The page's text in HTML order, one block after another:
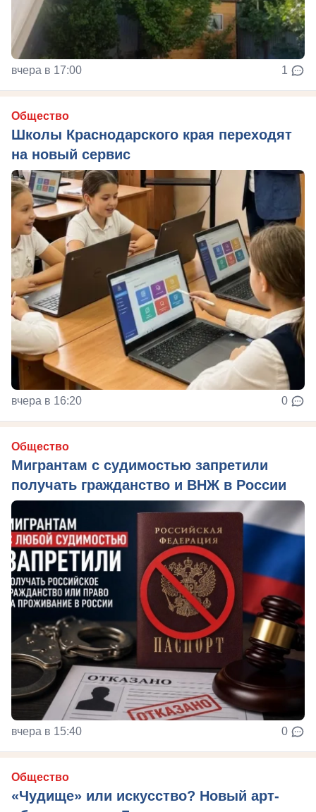
вчера в 17:00 1
Общество
Школы Краснодарского края переходят
на новый сервис
вчера в 16:20 0
Общество
Мигрантам с судимостью запретили
получать гражданство и ВНЖ в России
вчера в 15:40 0
Общество
«Чудище» или искусство? Новый арт-